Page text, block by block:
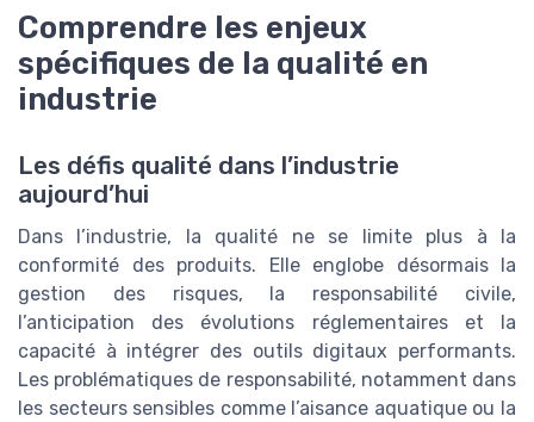
Comprendre les enjeux
spécifiques de la qualité en
industrie
Les défis qualité dans l’industrie
aujourd’hui
Dans l’industrie, la qualité ne se limite plus à la
conformité des produits. Elle englobe désormais la
gestion des risques, la responsabilité civile,
l’anticipation des évolutions réglementaires et la
capacité à intégrer des outils digitaux performants.
Les problématiques de responsabilité, notamment dans
les secteurs sensibles comme l’aisance aquatique ou la